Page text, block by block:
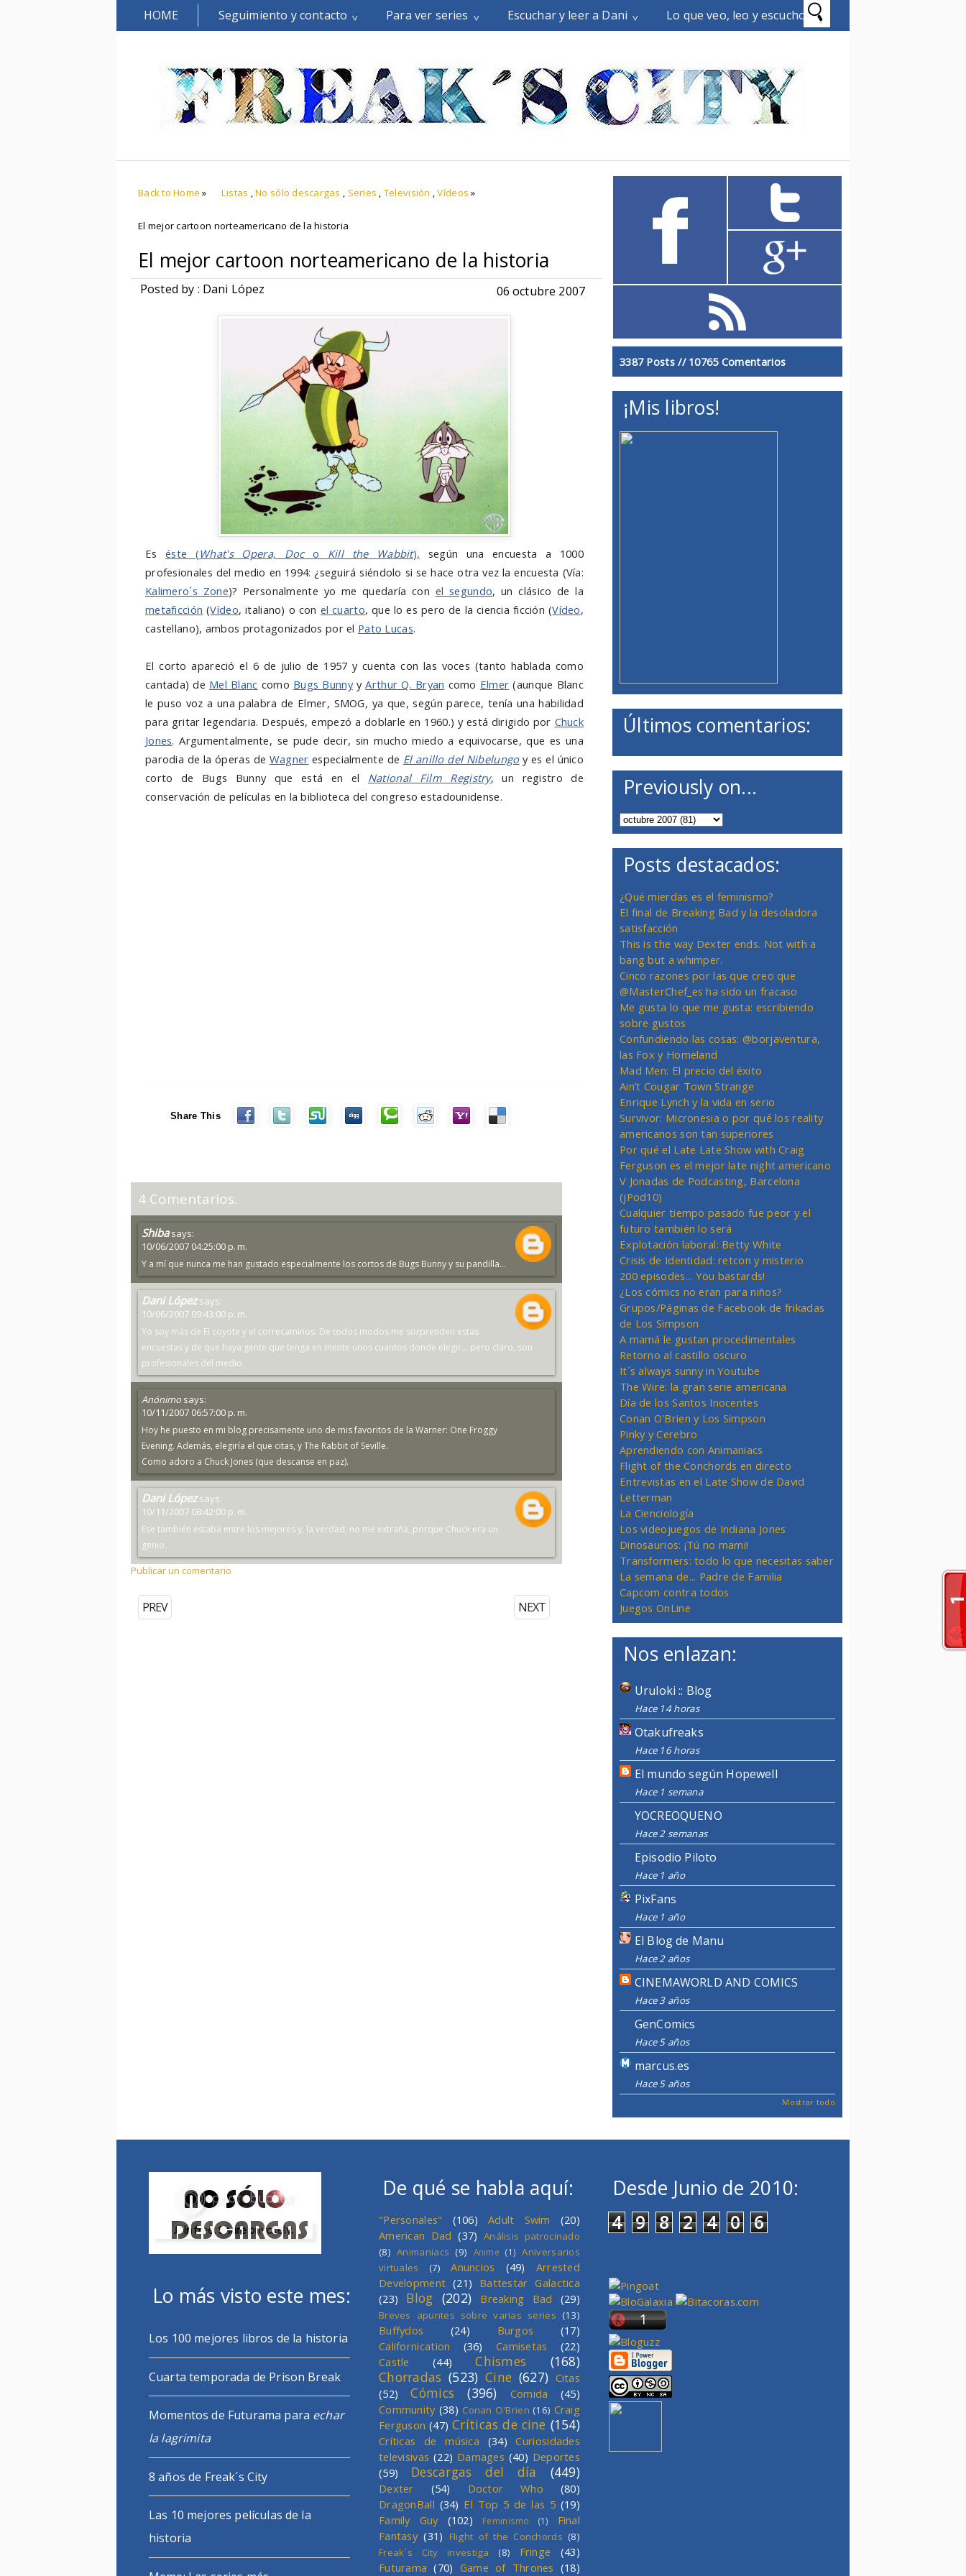
HOME Seguimiento y contacto Para ver series Escuchar y leer a Dani Lo que veo, leo y escucho
Back to Home » Listas ,No sólo descargas , Series ,Televisión ,Vídeos »
El mejor cartoon norteamericano de la historia
El mejor cartoon norteamericano de la historia
Posted by : Dani López 06 octubre 2007
Eséste (What's Opera, Doco Kill the Wabbit), según una encuesta a 1000
profesionales del medio en 1994: ¿seguirá siéndolo si se hace otra vez la encuesta (Vía:
Kalimero´s Zone)? Personalmente yo me quedaría con el segundo, un clásico de la
metaficción (Vídeo, italiano) o con el cuarto, que lo es pero de la ciencia ficción (Vídeo,
castellano), ambos protagonizados por el Pato Lucas.
El corto apareció el 6 de julio de 1957 y cuenta con las voces (tanto hablada como
cantada) de Mel Blanc como Bugs BunnyyArthur Q. Bryan como Elmer (aunque Blanc
le puso voz a una palabra de Elmer, SMOG, ya que, según parece, tenía una habilidad
para gritar legendaria. Después, empezó a doblarle en 1960.) y está dirigido por Chuck
Jones. Argumentalmente, se pude decir, sin mucho miedo a equivocarse, que es una
parodia de la óperas de Wagner especialmente de El anillo del Nibelungoy es el único
corto de Bugs Bunny que está en el National Film Registry, un registro de
conservación de películas en la biblioteca del congreso estadounidense.
Share This
4 Comentarios.
Shiba says:
10/06/2007 04:25:00 p. m.
Y a mí que nunca me han gustado especialmente los cortos de Bugs Bunny y su pandilla...
Dani López says:
10/06/2007 09:43:00 p. m.
Yo soy más de El coyote y el correcaminos. De todos modos me sorprenden estas
encuestas y de que haya gente que tenga en mente unos cuantos donde elegir... pero claro, son
profesionales del medio.
Anónimo says:
10/11/2007 06:57:00 p. m.
Hoy he puesto en mi blog precisamente uno de mis favoritos de la Warner: One Froggy
Evening. Además, elegiría el que citas, y The Rabbit of Seville.
Como adoro a Chuck Jones (que descanse en paz).
Dani López says:
10/11/2007 08:42:00 p. m.
Ese también estaba entre los mejores y, la verdad, no me extraña, porque Chuck era un
genio.
Publicar un comentario
NEXT
PREV
3387 Posts // 10765 Comentarios
¡Mis libros!
Últimos comentarios:
Previously on...
Posts destacados:
¿Qué mierdas es el feminismo?
El final de Breaking Bad y la desoladora
satisfacción
This is the way Dexter ends. Not with a
bang but a whimper.
Cinco razones por las que creo que
@MasterChef_es ha sido un fracaso
Me gusta lo que me gusta: escribiendo
sobre gustos
Confundiendo las cosas: @borjaventura,
las Fox y Homeland
Mad Men: El precio del éxito
Ain’t Cougar Town Strange
Enrique Lynch y la vida en serio
Survivor: Micronesia o por qué los reality
americanos son tan superiores
Por qué el Late Late Show with Craig
Ferguson es el mejor late night americano
V Jonadas de Podcasting, Barcelona
(jPod10)
Cualquier tiempo pasado fue peor y el
futuro también lo será
Explotación laboral: Betty White
Crisis de Identidad: retcon y misterio
200 episodes... You bastards!
¿Los cómics no eran para niños?
Grupos/Páginas de Facebook de frikadas
de Los Simpson
A mamá le gustan procedimentales
Retorno al castillo oscuro
It´s always sunny in Youtube
The Wire: la gran serie americana
Día de los Santos Inocentes
Conan O'Brien y Los Simpson
Pinky y Cerebro
Aprendiendo con Animaniacs
Flight of the Conchords en directo
Entrevistas en el Late Show de David
Letterman
La Cienciología
Los videojuegos de Indiana Jones
Dinosaurios: ¡Tú no mami!
Transformers: todo lo que necesitas saber
La semana de... Padre de Familia
Capcom contra todos
Juegos OnLine
Nos enlazan:
Uruloki :: Blog
Hace 14 horas
Otakufreaks
Hace 16 horas
El mundo según Hopewell
Hace 1 semana
YOCREOQUENO
Hace 2 semanas
Episodio Piloto
Hace 1 año
PixFans
Hace 1 año
El Blog de Manu
Hace 2 años
CINEMAWORLD AND COMICS
Hace 3 años
GenComics
Hace 5 años
marcus.es
Hace 5 años
Mostrar todo
Lo más visto este mes:
Los 100 mejores libros de la historia
Cuarta temporada de Prison Break
Momentos de Futurama para echar
la lagrimita
8 años de Freak´s City
Las 10 mejores películas de la
historia
De qué se habla aquí:
"Personales" (106) Adult Swim
(20)
American Dad (37) Análisis patrocinado
(8) Animaniacs (9) Anime (1) Aniversarios
virtuales
(7) Anuncios (49)
Arrested
Development (21) Battestar Galactica
(23)
Blog (202) Breaking Bad (29)
Breves apuntes sobre varias series (13)
Buffydos (24) Burgos
(17)
Californication
(36) Camisetas
(22)
Castle
(44) Chismes
(168)
Chorradas (523) Cine (627) Citas
(52)
Cómics (396) Comida
(45)
Community (38) Conan O'Brien (16) Craig
Ferguson (47) Críticas de cine (154)
Críticas de música (34)
Curiosidades
televisivas (22) Damages (40) Deportes
(59)
Descargas del día (449)
Dexter (54) Doctor Who
(80)
DragonBall (34) El Top 5 de las 5 (19)
Family Guy
(102) Feminismo (1)
Final
Fantasy (31) Flight of the Conchords (8)
Freak´s City investiga
(8) Fringe
(43)
Futurama (70) Game of Thrones (18)
Desde Junio de 2010:
4 9 8 2 4 0 6